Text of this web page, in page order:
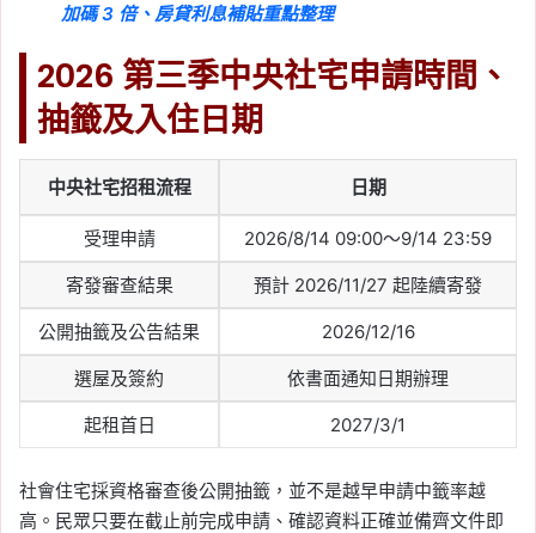
加碼 3 倍、房貸利息補貼重點整理
2026 第三季中央社宅申請時間、
抽籤及入住日期
中央社宅招租流程 日期
受理申請 2026/8/14 09:00～9/14 23:59
寄發審查結果 預計 2026/11/27 起陸續寄發
公開抽籤及公告結果 2026/12/16
選屋及簽約 依書面通知日期辦理
起租首日 2027/3/1
社會住宅採資格審查後公開抽籤，並不是越早申請中籤率越
高。民眾只要在截止前完成申請、確認資料正確並備齊文件即